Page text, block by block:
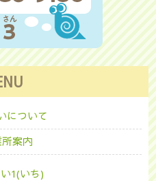
について
案内
1(いち)